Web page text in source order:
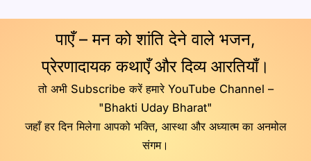
पाएँ – मन को शांति देने वाले भजन,
प्रेरणादायक कथाएँ और दिव्य आरतियाँ।
तो अभी Subscribe करें हमारे YouTube Channel –
"Bhakti Uday Bharat"
जहाँ हर दिन मिलेगा आपको भक्ति, आस्था और अध्यात्म का अनमोल
संगम।